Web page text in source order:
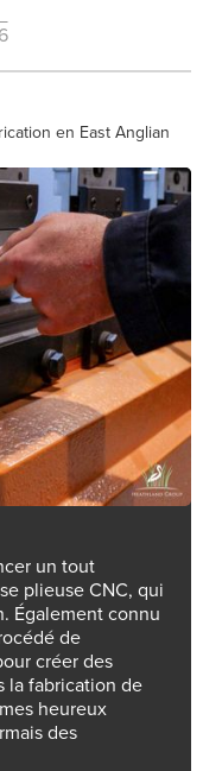
en East Anglian
un tout
plieuse CNC, qui
Également connu
de
créer des
la fabrication de
heureux
des